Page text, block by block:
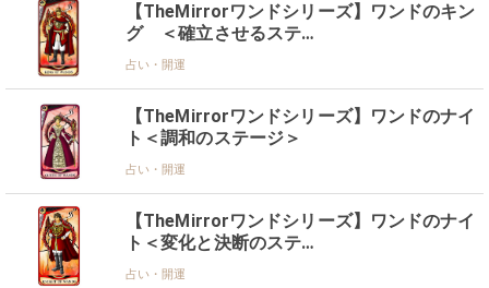
占い・開運
【TheMirrorワンドシリーズ】ワンドのキン
グ ＜確立させるステ…
占い・開運
【TheMirrorワンドシリーズ】ワンドのナイ
ト＜調和のステージ＞
占い・開運
【TheMirrorワンドシリーズ】ワンドのナイ
ト＜変化と決断のステ…